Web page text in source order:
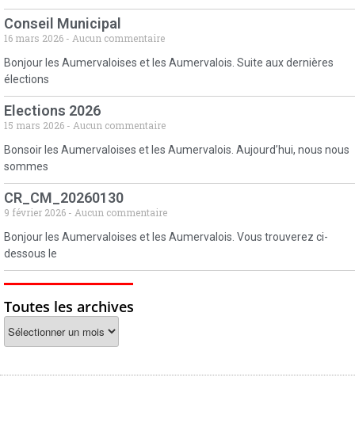
Conseil Municipal
16 mars 2026
Aucun commentaire
Bonjour les Aumervaloises et les Aumervalois. Suite aux dernières
élections
Elections 2026
15 mars 2026
Aucun commentaire
Bonsoir les Aumervaloises et les Aumervalois. Aujourd’hui, nous nous
sommes
CR_CM_20260130
9 février 2026
Aucun commentaire
Bonjour les Aumervaloises et les Aumervalois. Vous trouverez ci-
dessous le
Toutes les archives